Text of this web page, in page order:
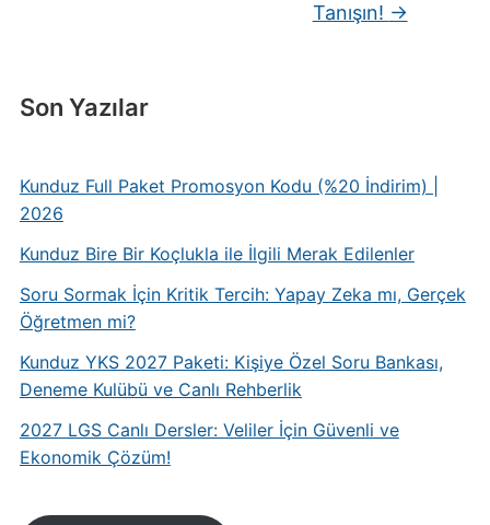
Son Yazılar
Kunduz Full Paket Promosyon Kodu (%20 İndirim) |
2026
Kunduz Bire Bir Koçlukla ile İlgili Merak Edilenler
Soru Sormak İçin Kritik Tercih: Yapay Zeka mı, Gerçek
Öğretmen mi?
Kunduz YKS 2027 Paketi: Kişiye Özel Soru Bankası,
Deneme Kulübü ve Canlı Rehberlik
2027 LGS Canlı Dersler: Veliler İçin Güvenli ve
Ekonomik Çözüm!
Tanışın! →